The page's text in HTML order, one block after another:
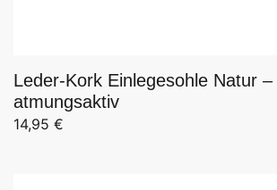
Leder-Kork Einlegesohle Natur
atmungsaktiv
14,95 €